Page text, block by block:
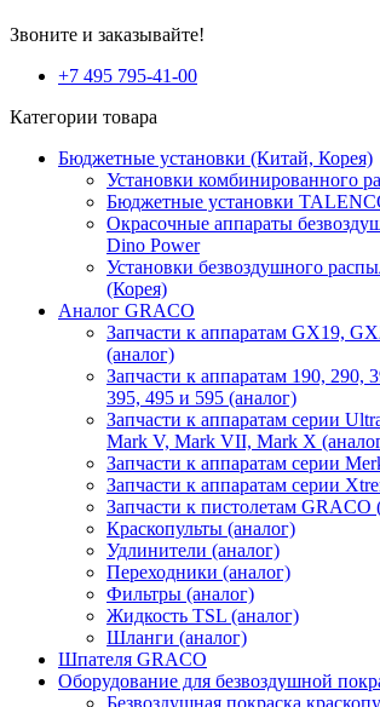
Звоните и заказывайте!
+7 495 795-41-00
Категории товара
Бюджетные установки (Китай, Корея)
Установки комбинированного
Бюджетные установки
Окрасочные аппараты
Dino Power
Установки безвоздушного
(Корея)
Аналог GRACO
Запчасти к аппаратам GX19,
(аналог)
Запчасти к аппаратам 190,
395, 495 и 595 (аналог)
Запчасти к аппаратам серии
Mark V, Mark VII, Mark X
Запчасти к аппаратам серии
Запчасти к аппаратам серии
Запчасти к пистолетам GRACO
Краскопульты (аналог)
Удлинители (аналог)
Переходники (аналог)
Фильтры (аналог)
Жидкость TSL (аналог)
Шланги (аналог)
Шпателя GRACO
Оборудование для безвоздушной
Безвоздушная покраска